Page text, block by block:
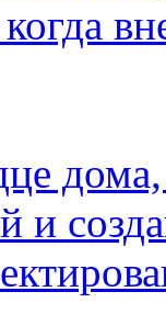
когда
дома,
и